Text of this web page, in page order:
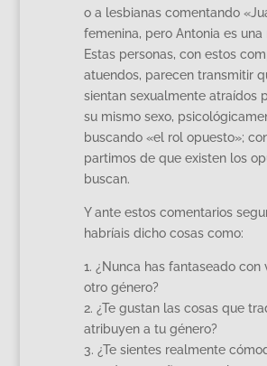
o a lesbianas comentando
femenina, pero Antonia es una
Estas personas, con estos
atuendos, parecen transmitir
sientan sexualmente atraídos
su mismo sexo,
buscando «el rol opuesto»;
partimos de que existen los
buscan.
Y ante estos comentarios
habríais dicho cosas como:
1. ¿Nunca has fantaseado con
otro género?
2. ¿Te gustan las cosas que
atribuyen a tu género?
3. ¿Te sientes realmente